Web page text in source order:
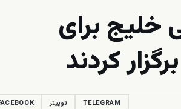
خلیج برای
کردند
TELEGRAM توییتر